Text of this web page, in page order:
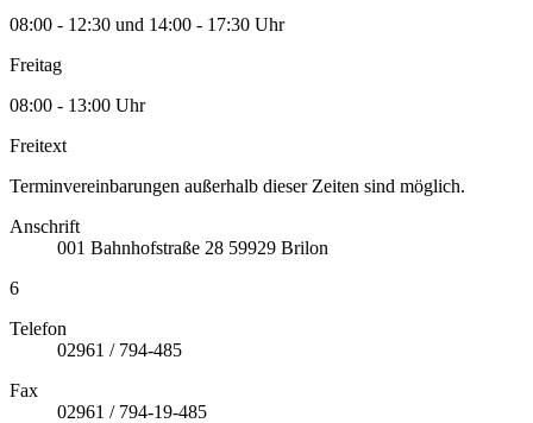
08:00 - 12:30 und 14:00 - 17:30 Uhr
Freitag
08:00 - 13:00 Uhr
Freitext
Terminvereinbarungen außerhalb dieser Zeiten sind möglich.
Anschrift
001 Bahnhofstraße 28 59929 Brilon
6
Telefon
02961 / 794-485
Fax
02961 / 794-19-485